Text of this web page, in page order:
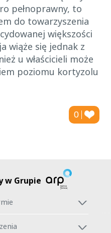
pełnoprawny, to
do towarzyszenia
większości
wiąże się jednak z
u właścicieli może
poziomu kortyzolu
0
w Grupie